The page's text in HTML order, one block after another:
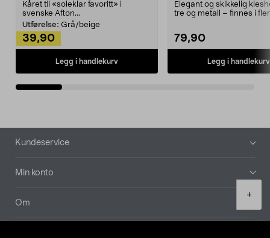
+
Kåret til «soleklar favoritt» i
svenske Afton...
Utførelse: Grå/beige
39,90
Legg i handlekurv
Elegant og skikkelig
tre og metall – finnes i
79,90
Legg i handlekurv
Bunntekst
Kundeservice
Min konto
Om